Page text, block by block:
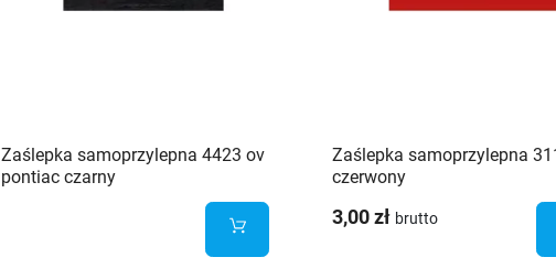
Zaślepka samoprzylepna 4423 ov
pontiac czarny
Zaślepka samoprzylepna
czerwony
3,00 zł brutto